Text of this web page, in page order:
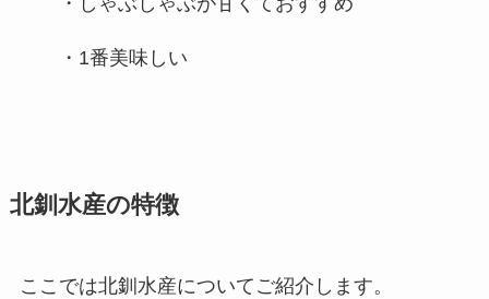
・1番美味しい
北釧水産の特徴
ここでは北釧水産についてご紹介します。